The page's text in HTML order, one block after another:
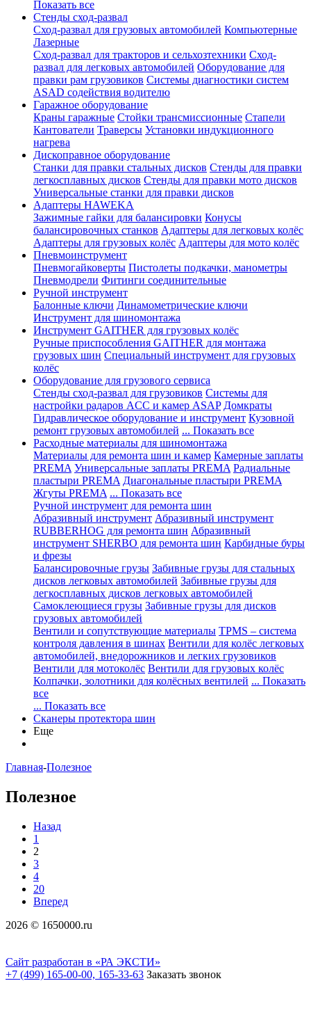
Показать все
Стенды сход-развал
Сход-развал для грузовых автомобилей Компьютерные
Лазерные
Сход-развал для тракторов и сельхозтехники Сход-
развал для легковых автомобилей Оборудование для
правки рам грузовиков Системы диагностики систем
ASAD содействия водителю
Гаражное оборудование
Краны гаражные Стойки трансмиссионные Стапели
Кантователи Траверсы Установки индукционного
нагрева
Дископравное оборудование
Станки для правки стальных дисков Стенды для правки
легкосплавных дисков Стенды для правки мото дисков
Универсальные станки для правки дисков
Адаптеры HAWEKA
Зажимные гайки для балансировки Конусы
балансировочных станков Адаптеры для легковых колёс
Адаптеры для грузовых колёс Адаптеры для мото колёс
Пневмоинструмент
Пневмогайковерты Пистолеты подкачки, манометры
Пневмодрели Фитинги соединительные
Ручной инструмент
Балонные ключи Динамометрические ключи
Инструмент для шиномонтажа
Инструмент GAITHER для грузовых колёс
Ручные приспособления GAITHER для монтажа
грузовых шин Специальный инструмент для грузовых
колёс
Оборудование для грузового сервиса
Стенды сход-развал для грузовиков Системы для
настройки радаров ACC и камер ASAP Домкраты
Гидравлическое оборудование и инструмент Кузовной
ремонт грузовых автомобилей ... Показать все
Расходные материалы для шиномонтажа
Материалы для ремонта шин и камер Камерные заплаты
PREMA Универсальные заплаты PREMA Радиальные
пластыри PREMA Диагональные пластыри PREMA
Жгуты PREMA ... Показать все
Ручной инструмент для ремонта шин
Абразивный инструмент Абразивный инструмент
RUBBERHOG для ремонта шин Абразивный
инструмент SHERBO для ремонта шин Карбидные буры
и фрезы
Балансировочные грузы Забивные грузы для стальных
дисков легковых автомобилей Забивные грузы для
легкосплавных дисков легковых автомобилей
Самоклеющиеся грузы Забивные грузы для дисков
грузовых автомобилей
Вентили и сопутствующие материалы TPMS – система
контроля давления в шинах Вентили для колёс легковых
автомобилей, внедорожников и легких грузовиков
Вентили для мотоколёс Вентили для грузовых колёс
Колпачки, золотники для колёсных вентилей ... Показать
все
... Показать все
Сканеры протектора шин
Еще
Главная-Полезное
Полезное
Назад
1
2
3
4
20
Вперед
2026 © 1650000.ru
Сайт разработан в «РА ЭКСТИ»
+7 (499) 165-00-00, 165-33-63 Заказать звонок